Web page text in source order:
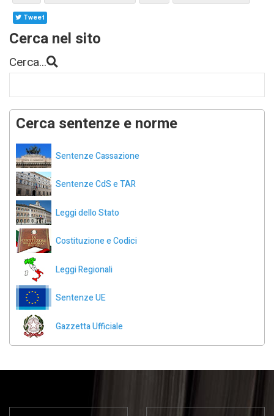
Tweet
Cerca nel sito
Cerca...
Cerca sentenze e norme
Sentenze Cassazione
Sentenze CdS e TAR
Leggi dello Stato
Costituzione e Codici
Leggi Regionali
Sentenze UE
Gazzetta Ufficiale